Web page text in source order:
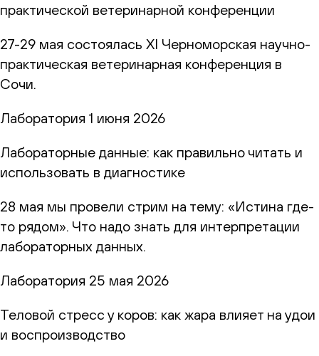
практической ветеринарной конференции
27-29 мая состоялась XI Черноморская научно-
практическая ветеринарная конференция в
Сочи.
Лаборатория 1 июня 2026
Лабораторные данные: как правильно читать и
использовать в диагностике
28 мая мы провели стрим на тему: «Истина где-
то рядом». Что надо знать для интерпретации
лабораторных данных.
Лаборатория 25 мая 2026
Теловой стресс у коров: как жара влияет на удои
и воспроизводство